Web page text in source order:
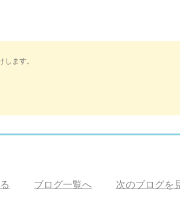
ます。
ブログ一覧へ 次のブログを